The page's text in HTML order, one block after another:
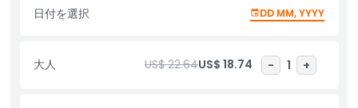
とリラックスの完璧なバランスを提供します。シンガポールの熱帯
の気候で涼を取るのに理想的なスポットで、家族や友人と充実した
のに最適です。スリルを求める方も、単に暑さをしのぎたい方も、
ワイルド・ワイルド・ウェットはシンガポールでの水遊びのトップ
日付を選択 DD MM, YYYY
大人 US$ 22.64US$ 18.74 - 1 +